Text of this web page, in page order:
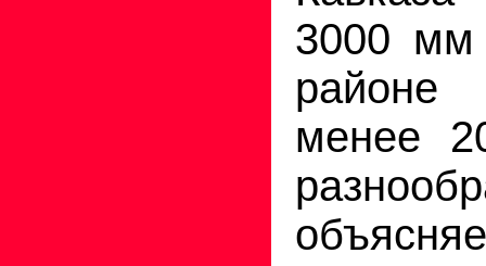
3000 мм
районе
менее